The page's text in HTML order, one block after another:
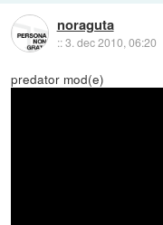
noraguta
::3. dec 2010, 06:20
predator mod(e)